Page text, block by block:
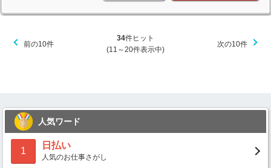
前の10件
34件ヒット
(11～20件表示中)
次の10件
人気ワード
1
日払い
人気のお仕事さがし